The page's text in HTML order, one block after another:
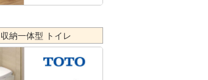
収納一体型 トイレ